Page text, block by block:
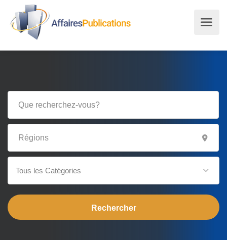
Tous les Catégories